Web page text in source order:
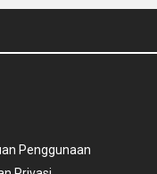
Penggunaan